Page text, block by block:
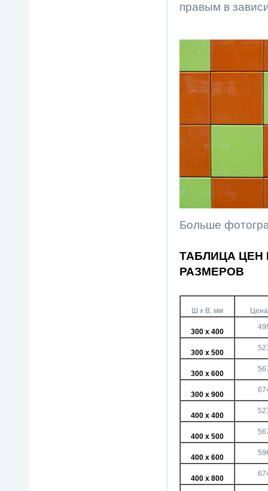
правым в
Больше
ТАБЛИЦА ЦЕН
РАЗМЕРОВ
Ш х В, мм
300 х 400
300 х 500
300 х 600
300 х 900
400 х 400
400 х 500
400 х 600
400 х 800